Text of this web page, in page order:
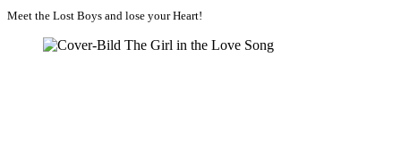
Meet the Lost Boys and lose your Heart!